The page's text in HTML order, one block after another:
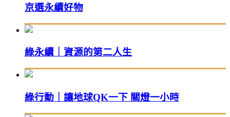
京選永續好物
綠永續｜資源的第二人生
綠行動｜讓地球QK一下 關燈一小時